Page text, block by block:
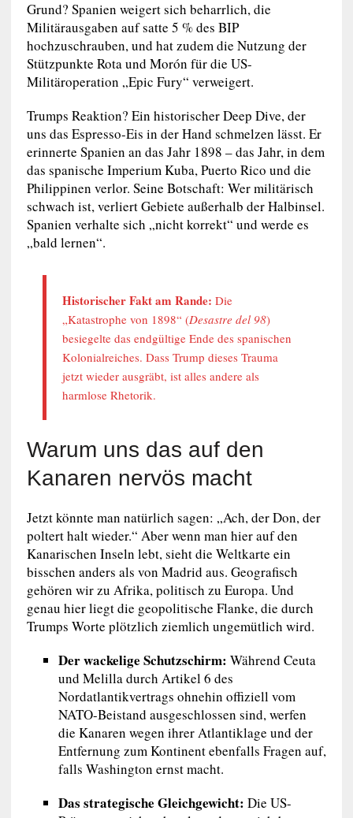
Grund? Spanien weigert sich beharrlich, die
Militärausgaben auf satte 5 % des BIP
hochzuschrauben, und hat zudem die Nutzung der
Stützpunkte Rota und Morón für die US-
Militäroperation „Epic Fury“ verweigert.
Trumps Reaktion? Ein historischer Deep Dive, der
uns das Espresso-Eis in der Hand schmelzen lässt. Er
erinnerte Spanien an das Jahr 1898 – das Jahr, in dem
das spanische Imperium Kuba, Puerto Rico und die
Philippinen verlor. Seine Botschaft: Wer militärisch
schwach ist, verliert Gebiete außerhalb der Halbinsel.
Spanien verhalte sich „nicht korrekt“ und werde es
„bald lernen“.
Historischer Fakt am Rande: Die
„Katastrophe von 1898“ (Desastre del 98)
besiegelte das endgültige Ende des spanischen
Kolonialreiches. Dass Trump dieses Trauma
jetzt wieder ausgräbt, ist alles andere als
harmlose Rhetorik.
Warum uns das auf den
Kanaren nervös macht
Jetzt könnte man natürlich sagen: „Ach, der Don, der
poltert halt wieder.“ Aber wenn man hier auf den
Kanarischen Inseln lebt, sieht die Weltkarte ein
bisschen anders als von Madrid aus. Geografisch
gehören wir zu Afrika, politisch zu Europa. Und
genau hier liegt die geopolitische Flanke, die durch
Trumps Worte plötzlich ziemlich ungemütlich wird.
Der wackelige Schutzschirm: Während Ceuta
und Melilla durch Artikel 6 des
Nordatlantikvertrags ohnehin offiziell vom
NATO-Beistand ausgeschlossen sind, werfen
die Kanaren wegen ihrer Atlantiklage und der
Entfernung zum Kontinent ebenfalls Fragen auf,
falls Washington ernst macht.
Das strategische Gleichgewicht: Die US-